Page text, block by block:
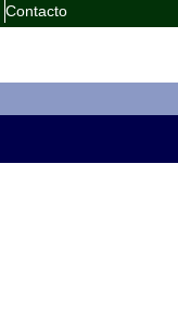
Contacto